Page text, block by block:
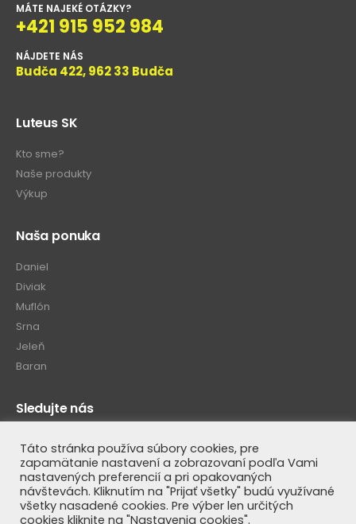
MÁTE NAJEKÉ OTÁZKY?
+421 915 952 984
NÁJDETE NÁS
Budča 422, 962 33 Budča
Luteus SK
Kto sme?
Naše produkty
Výkup
Naša ponuka
Daniel
Diviak
Muflón
Srna
Jeleň
Baran
Sledujte nás
Táto stránka používa súbory cookies, pre
zapamätanie nastavení a zobrazovaní podľa Vami
nastavených preferencií a pri opakovaných
návštevách. Kliknutím na "Prijať všetky" budú využívané
všetky nasadené cookies. Pre výber len určitých
cookies kliknite na "Nastavenia cookies".